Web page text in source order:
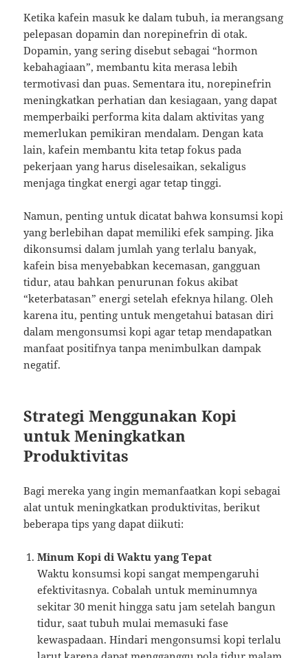
Ketika kafein masuk ke dalam tubuh, ia merangsang
pelepasan dopamin dan norepinefrin di otak.
Dopamin, yang sering disebut sebagai “hormon
kebahagiaan”, membantu kita merasa lebih
termotivasi dan puas. Sementara itu, norepinefrin
meningkatkan perhatian dan kesiagaan, yang dapat
memperbaiki performa kita dalam aktivitas yang
memerlukan pemikiran mendalam. Dengan kata
lain, kafein membantu kita tetap fokus pada
pekerjaan yang harus diselesaikan, sekaligus
menjaga tingkat energi agar tetap tinggi.
Namun, penting untuk dicatat bahwa konsumsi kopi
yang berlebihan dapat memiliki efek samping. Jika
dikonsumsi dalam jumlah yang terlalu banyak,
kafein bisa menyebabkan kecemasan, gangguan
tidur, atau bahkan penurunan fokus akibat
“keterbatasan” energi setelah efeknya hilang. Oleh
karena itu, penting untuk mengetahui batasan diri
dalam mengonsumsi kopi agar tetap mendapatkan
manfaat positifnya tanpa menimbulkan dampak
negatif.
Strategi Menggunakan Kopi
untuk Meningkatkan
Produktivitas
Bagi mereka yang ingin memanfaatkan kopi sebagai
alat untuk meningkatkan produktivitas, berikut
beberapa tips yang dapat diikuti:
Minum Kopi di Waktu yang Tepat
Waktu konsumsi kopi sangat mempengaruhi
efektivitasnya. Cobalah untuk meminumnya
sekitar 30 menit hingga satu jam setelah bangun
tidur, saat tubuh mulai memasuki fase
kewaspadaan. Hindari mengonsumsi kopi terlalu